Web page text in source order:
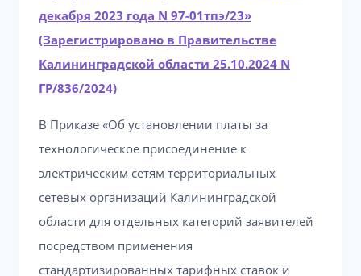
декабря 2023 года N 97-01тпэ/23»
(Зарегистрировано в Правительстве
Калининградской области 25.10.2024 N
ГР/836/2024)
В Приказе «Об установлении платы за
технологическое присоединение к
электрическим сетям территориальных
сетевых организаций Калининградской
области для отдельных категорий заявителей
посредством применения
стандартизированных тарифных ставок и